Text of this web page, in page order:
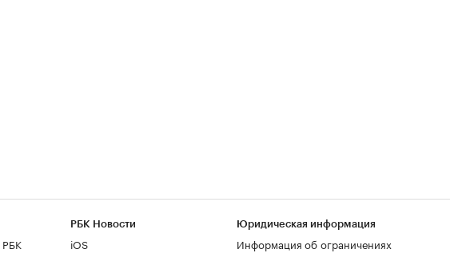
РБК
РБК Новости
iOS
Юридическая информация
Информация об ограничениях